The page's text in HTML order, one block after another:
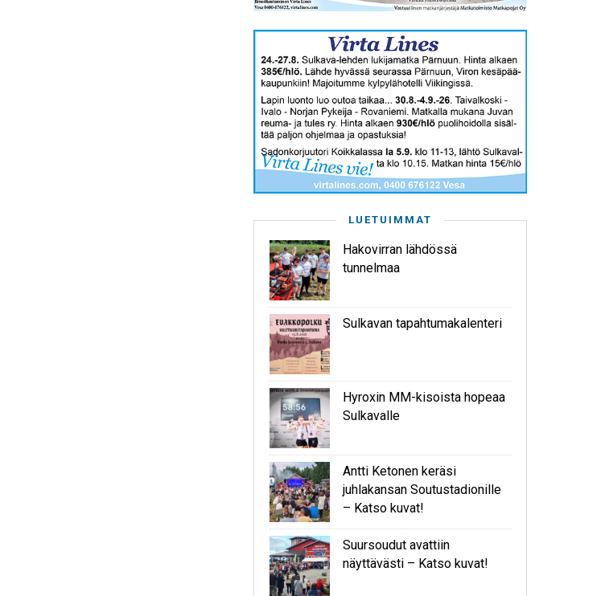
LUETUIMMAT
Hakovirran lähdössä
tunnelmaa
Sulkavan tapahtumakalenteri
Hyroxin MM-kisoista hopeaa
Sulkavalle
Antti Ketonen keräsi
juhlakansan Soutustadionille
– Katso kuvat!
Suursoudut avattiin
näyttävästi – Katso kuvat!